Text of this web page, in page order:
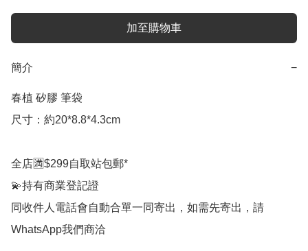
加至購物車
簡介 −
春植 矽膠 筆袋
尺寸：約20*8.8*4.3cm
全店🈵$299自取站包郵*
💫持有商業登記證
同收件人電話會自動合單一同寄出，如需先寄出，請
WhatsApp我們商洽